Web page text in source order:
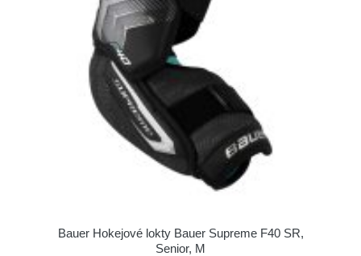
Bauer Hokejové lokty Bauer Supreme F40 SR,
Senior, M